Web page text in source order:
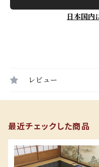
日本国内
レビュー
最近チェックした商品